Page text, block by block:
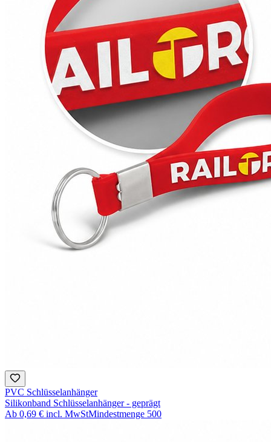
PVC Schlüsselanhänger
Silikonband Schlüsselanhänger - geprägt
Ab 0,69 € incl. MwStMindestmenge 500